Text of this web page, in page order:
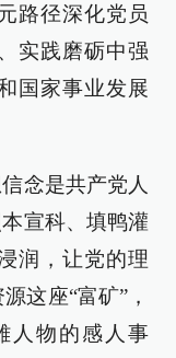
路径深化党员
实践磨砺中强
国家事业发展
念是共产党人
宣科、填鸭灌
润，让党的理
这座“富矿”，
人物的感人事